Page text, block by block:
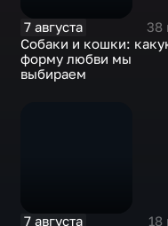
7 августа
38
Собаки и кошки:
форму любви мы
выбираем
7 августа
18